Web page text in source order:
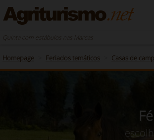
Quinta com estábulos nas Marcas
Homepage Feriados temáticos Casas de